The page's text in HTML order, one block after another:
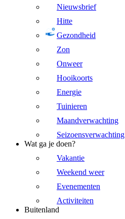
Nieuwsbrief
Hitte
Gezondheid
Zon
Onweer
Hooikoorts
Energie
Tuinieren
Maandverwachting
Seizoensverwachting
Wat ga je doen?
Vakantie
Weekend weer
Evenementen
Activiteiten
Buitenland